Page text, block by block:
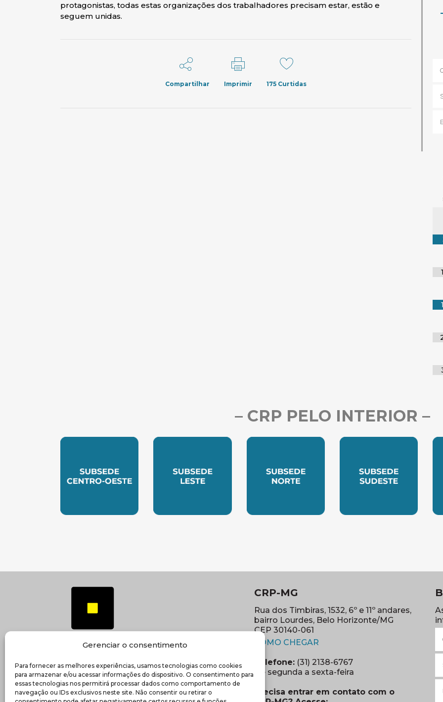
Gerenciar o consentimento
Para fornecer as melhores experiências, usamos tecnologias como cookies
para armazenar e/ou acessar informações do dispositivo. O consentimento para
essas tecnologias nos permitirá processar dados como comportamento de
navegação ou IDs exclusivos neste site. Não consentir ou retirar o
protagonistas, todas estas organizações dos trabalhadores precisam estar, estão e
seguem unidas.
Compartilhar Imprimir 175 Curtidas
– CRP PELO INTERIOR –
Transparência e prestação de contas(abre em nova janela)
CRP-MG
Rua dos Timbiras, 1532, 6º e 11º andares,
bairro Lourdes, Belo Horizonte/MG
CEP 30140-061
COMO CHEGAR(abre em nova janela)
Telefone:(31) 2138-6767
De segunda a sexta-feira
Precisa entrar em contato com o